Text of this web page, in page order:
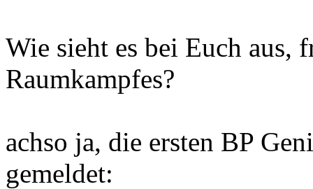
Wie sieht es bei Euch aus,
Raumkampfes?
achso ja, die ersten BP
gemeldet: